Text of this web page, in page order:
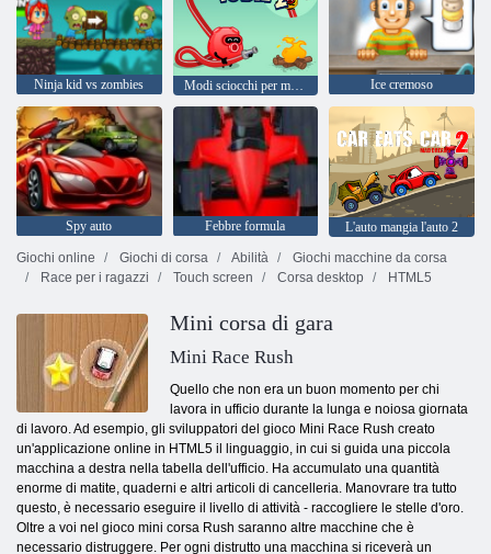
Ninja kid vs zombies Modi sciocchi per morire 2 Ice cremoso
Spy auto Febbre formula
L'auto mangia l'auto 2
Giochi online
Giochi di corsa Abilità
Giochi macchine da corsa
Race per i ragazzi
Touch screen Corsa desktop HTML5
Mini corsa di gara
Mini Race Rush
Quello che non era un buon momento per chi
lavora in ufficio durante la lunga e noiosa giornata
di lavoro. Ad esempio, gli sviluppatori del gioco Mini Race Rush creato
un'applicazione online in HTML5 il linguaggio, in cui si guida una piccola
macchina a destra nella tabella dell'ufficio. Ha accumulato una quantità
enorme di matite, quaderni e altri articoli di cancelleria. Manovrare tra tutto
questo, è necessario eseguire il livello di attività - raccogliere le stelle d'oro.
Oltre a voi nel gioco mini corsa Rush saranno altre macchine che è
necessario distruggere. Per ogni distrutto una macchina si riceverà un